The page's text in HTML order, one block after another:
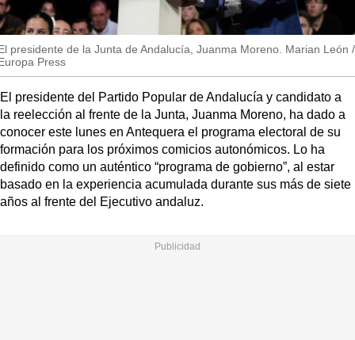
presidente de la Junta de Andalucía, Juanma Moreno. Marian León /
Press
El presidente del Partido Popular de Andalucía y candidato a
la reelección al frente de la Junta, Juanma Moreno, ha dado a
conocer este lunes en Antequera el programa electoral de su
formación para los próximos comicios autonómicos. Lo ha
definido como un auténtico “programa de gobierno”, al estar
basado en la experiencia acumulada durante sus más de siete
años al frente del Ejecutivo andaluz.